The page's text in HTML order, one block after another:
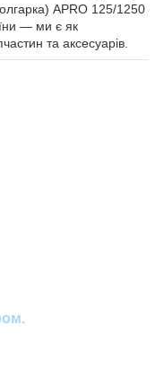
APRO 125/1250
— ми є як
та аксесуарів.